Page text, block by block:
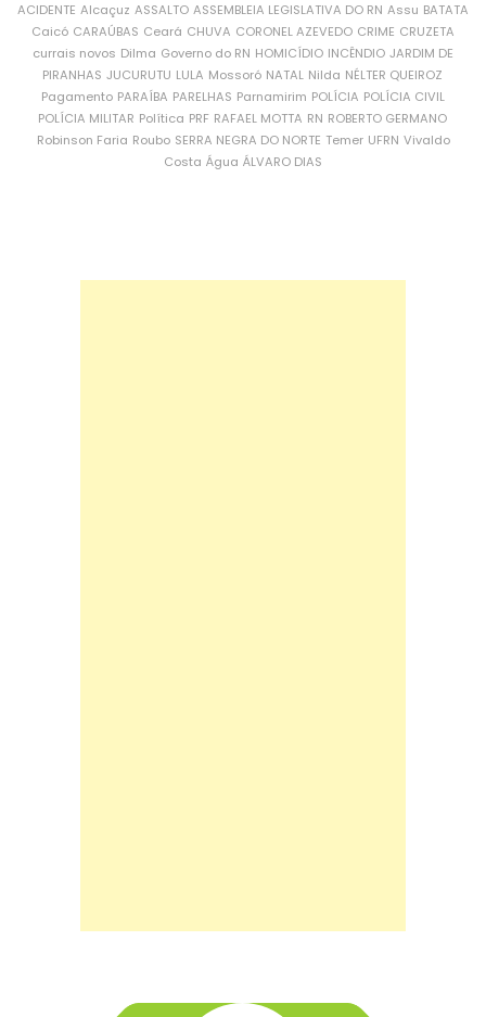
ACIDENTE Alcaçuz ASSALTO ASSEMBLEIA LEGISLATIVA DO RN Assu BATATA
Caicó CARAÚBAS Ceará CHUVA CORONEL AZEVEDO CRIME CRUZETA
currais novos Dilma Governo do RN HOMICÍDIO INCÊNDIO JARDIM DE
PIRANHAS JUCURUTU LULA Mossoró NATAL Nilda NÉLTER QUEIROZ
Pagamento PARAÍBA PARELHAS Parnamirim POLÍCIA POLÍCIA CIVIL
POLÍCIA MILITAR Política PRF RAFAEL MOTTA RN ROBERTO GERMANO
Robinson Faria Roubo SERRA NEGRA DO NORTE Temer UFRN Vivaldo
Costa Água ÁLVARO DIAS